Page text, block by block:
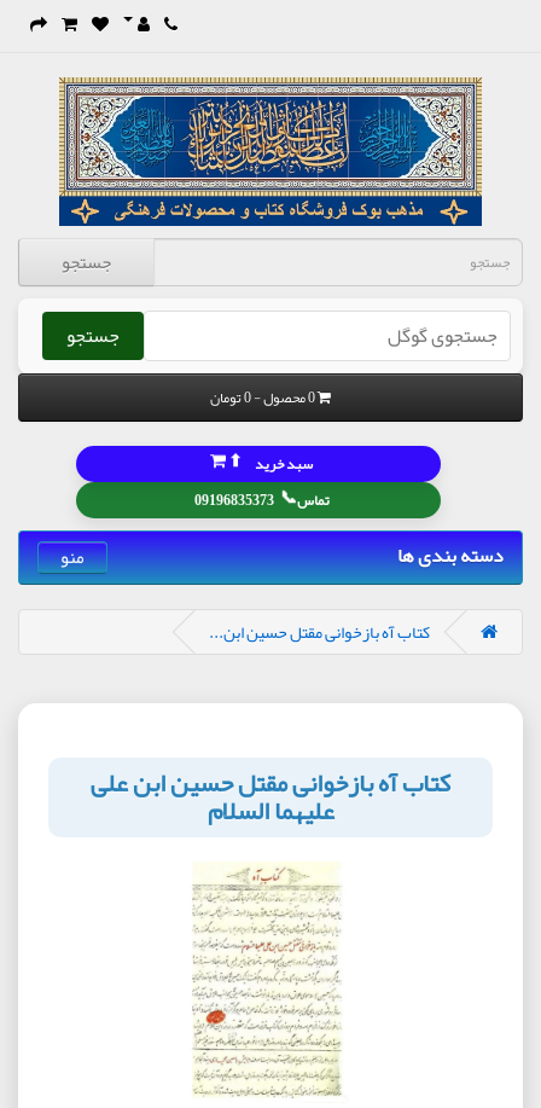
جستجو
جستجو
0 محصول - 0 تومان
تماس📞
09196835373
سبد خرید ⬆
دسته بندی ها منو
کتاب آه بازخوانی مقتل حسین ابن...
کتاب آه بازخوانی مقتل حسین ابن علی
علیهما السلام